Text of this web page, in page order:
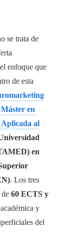
se trata de
enfoque que
de esta
Máster en
al
en
. Los tres
60 ECTS y
y
del